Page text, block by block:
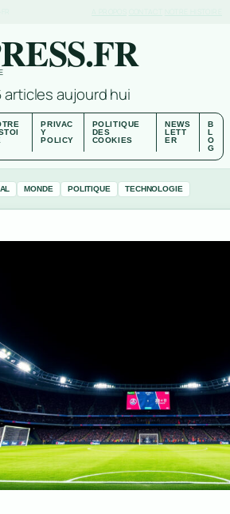
articles aujourd hui
PRIVAC
Y
POLICY
POLITIQUE
DES
COOKIES
NEWS
LETT
ER
B
L
O
G
MONDE POLITIQUE TECHNOLOGIE